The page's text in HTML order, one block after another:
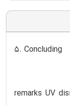
5. Concluding
remarks UV